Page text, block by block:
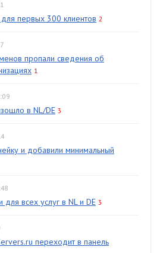
первых 300 клиентов 2
пропали сведения об
1
в NL/DE 3
и добавили минимальный
всех услуг в NL и DE 3
переходит в панель